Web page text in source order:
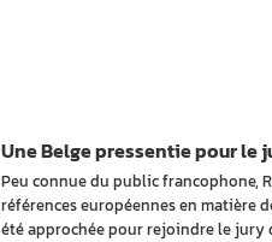
Peu connue du public francophone,
références européennes en matière
été approchée pour rejoindre le jury
Une Belge pressentie pour le